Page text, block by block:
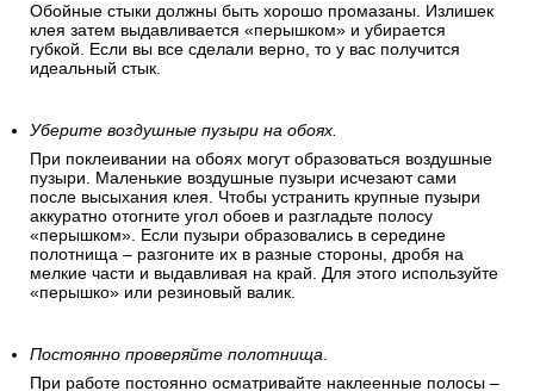
Обойные стыки должны быть хорошо промазаны. Излишек
клея затем выдавливается «перышком» и убирается
губкой. Если вы все сделали верно, то у вас получится
идеальный стык.
Уберите воздушные пузыри на обоях.
При поклеивании на обоях могут образоваться воздушные
пузыри. Маленькие воздушные пузыри исчезают сами
после высыхания клея. Чтобы устранить крупные пузыри
аккуратно отогните угол обоев и разгладьте полосу
«перышком». Если пузыри образовались в середине
полотнища – разгоните их в разные стороны, дробя на
мелкие части и выдавливая на край. Для этого используйте
«перышко» или резиновый валик.
Постоянно проверяйте полотнища.
При работе постоянно осматривайте наклеенные полосы –